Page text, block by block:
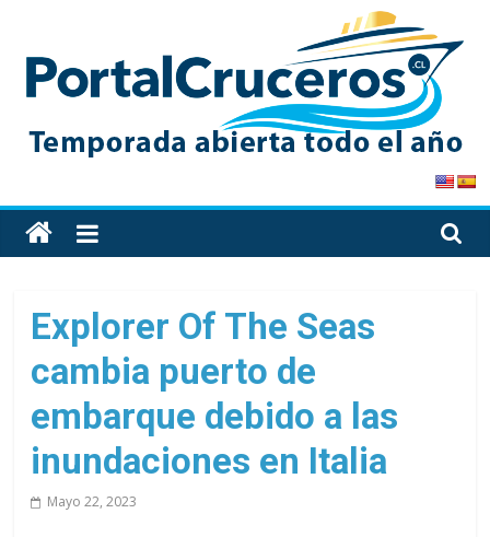
content
PortalCruceros
Toda
la
de
cruceros
en
solo
sitio
Explorer Of The Seas
cambia puerto de
embarque debido a las
inundaciones en Italia
Mayo 22, 2023